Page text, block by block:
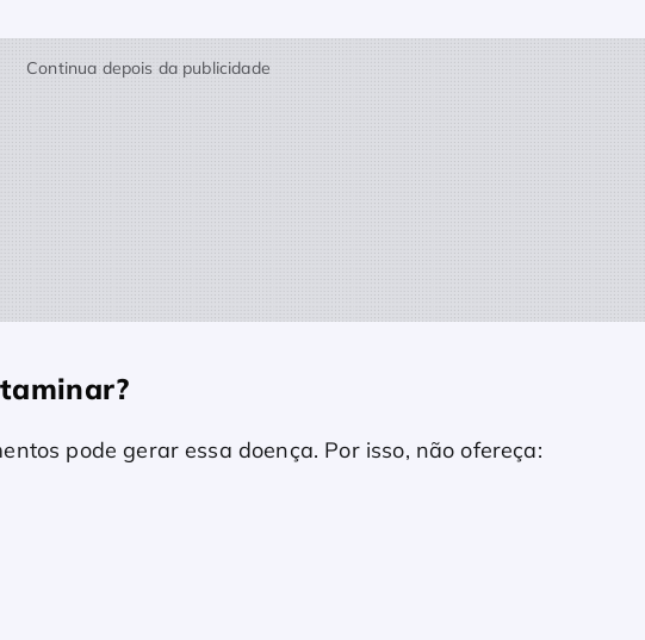
Continua depois da publicidade
pode gerar essa doença. Por isso, não ofereça: